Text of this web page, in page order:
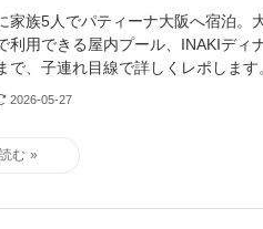
家族5人でパティーナ大阪へ宿泊。
利用できる屋内プール、INAKIディ
で、子連れ目線で詳しくレポします
2026-05-27